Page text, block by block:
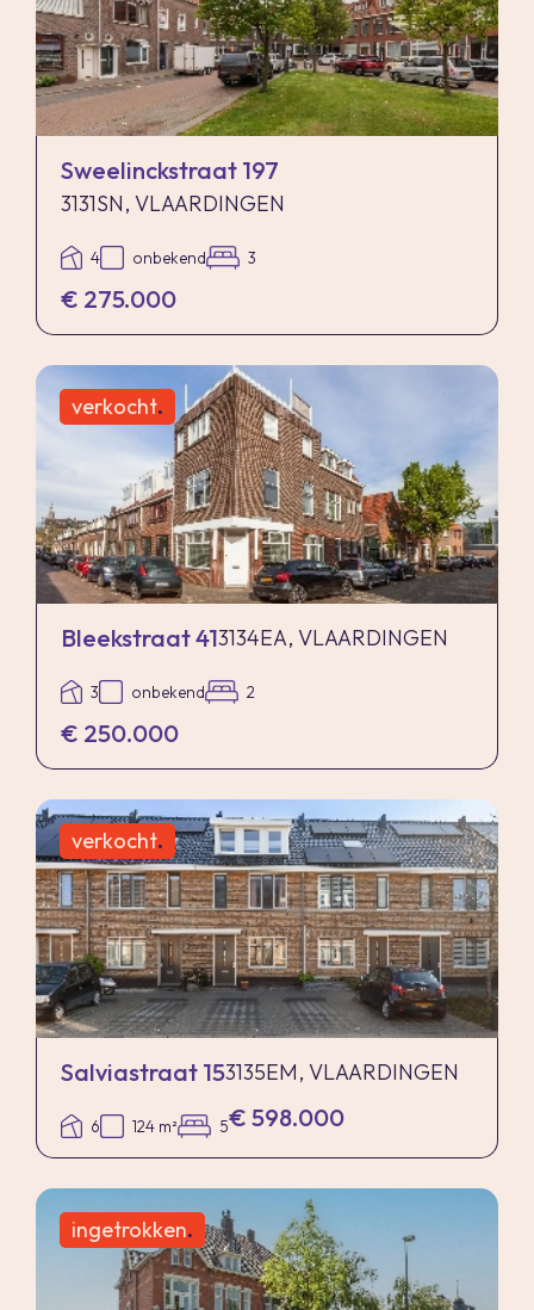
Sweelinckstraat 197
3131SN, VLAARDINGEN
4 onbekend 3
€ 275.000
verkocht.
Bleekstraat 413134EA, VLAARDINGEN
3 onbekend 2
€ 250.000
verkocht.
Salviastraat 153135EM, VLAARDINGEN
6 124 m² 5€ 598.000
ingetrokken.